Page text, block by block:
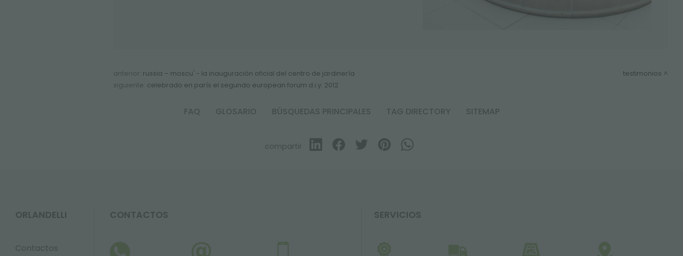
anterior: russia – moscu' - la inauguración oficial del centro de jardinería
siguiente: celebrado en parís el segundo european forum d.i.y. 2012
testimonios
FAQ GLOSARIO BÚSQUEDAS PRINCIPALES TAG DIRECTORY SITEMAP
compartir
ORLANDELLI
Contactos
CONTACTOS SERVICIOS